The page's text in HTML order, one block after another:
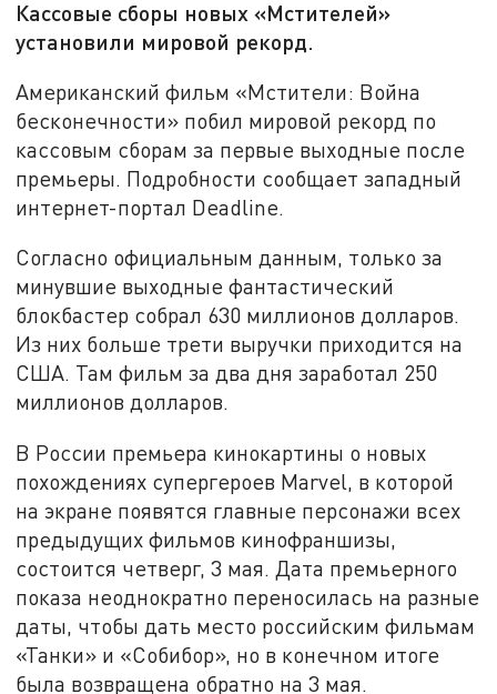
Кассовые сборы новых «Мстителей»
установили мировой рекорд.
Американский фильм «Мстители: Война
бесконечности» побил мировой рекорд по
кассовым сборам за первые выходные после
премьеры. Подробности сообщает западный
интернет-портал Deadline.
Согласно официальным данным, только за
минувшие выходные фантастический
блокбастер собрал 630 миллионов долларов.
Из них больше трети выручки приходится на
США. Там фильм за два дня заработал 250
миллионов долларов.
В России премьера кинокартины о новых
похождениях супергероев Marvel, в которой
на экране появятся главные персонажи всех
предыдущих фильмов кинофраншизы,
состоится четверг, 3 мая. Дата премьерного
показа неоднократно переносилась на разные
даты, чтобы дать место российским фильмам
«Танки» и «Собибор», но в конечном итоге
была возвращена обратно на 3 мая.